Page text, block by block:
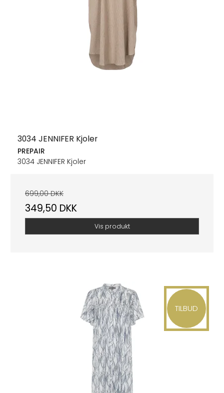
3034 JENNIFER Kjoler
PREPAIR
3034 JENNIFER Kjoler
699,00 DKK
349,50 DKK
Vis produkt
TILBUD